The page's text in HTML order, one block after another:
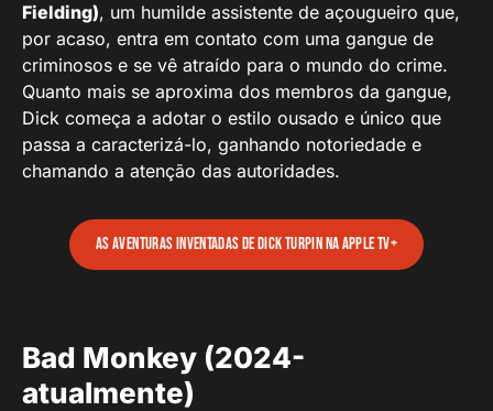
Fielding), um humilde assistente de açougueiro que,
por acaso, entra em contato com uma gangue de
criminosos e se vê atraído para o mundo do crime.
Quanto mais se aproxima dos membros da gangue,
Dick começa a adotar o estilo ousado e único que
passa a caracterizá-lo, ganhando notoriedade e
chamando a atenção das autoridades.
As Aventuras Inventadas de Dick Turpin na Apple TV+
Bad Monkey (2024-
atualmente)